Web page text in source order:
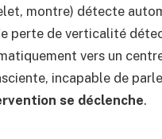
montre) détecte
perte de verticalité
vers un
incapable de
se déclenche.